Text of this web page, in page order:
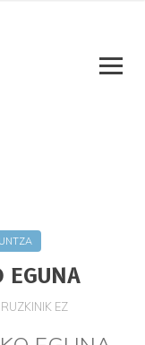
EGUNA
IRUZKINIK EZ